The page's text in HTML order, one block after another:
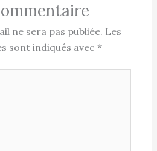
ne sera pas publiée. Les
sont indiqués avec *